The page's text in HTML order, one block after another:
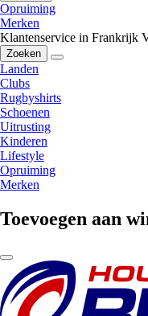
Opruiming
Merken
Klantenservice in Frankrijk
Zoeken
Landen
Clubs
Rugbyshirts
Schoenen
Uitrusting
Kinderen
Lifestyle
Opruiming
Merken
Toevoegen aan